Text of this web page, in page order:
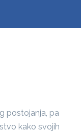
postojanja, pa
kako svojih